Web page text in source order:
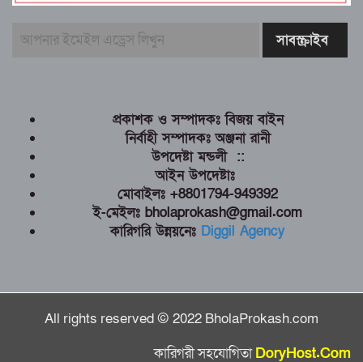
প্রকাশক ও সম্পাদকঃ বিজয় বাইন
নির্বাহী সম্পাদকঃ অঞ্জনা রানী
উপদেষ্টা মন্ডলী ::
আইন উপদেষ্টাঃ
মোবাইলঃ +8801794-949392
ই-মেইলঃ bholaprokash@gmail.com
কারিগরি উন্নয়নেঃ Diggil Agency
All rights reserved © 2022 BholaProkash.com
কারিগরী সহযোগিতাDoryHost.Com